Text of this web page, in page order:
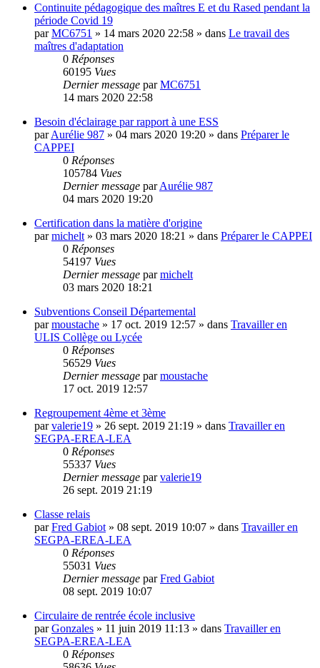
Continuite pédagogique des maîtres E et du Rased pendant la
période Covid 19
parMC6751 » 14 mars 2020 22:58 » dans Le travail des
maîtres d'adaptation
0 Réponses
60195 Vues
Dernier message parMC6751
14 mars 2020 22:58
Besoin d'éclairage par rapport à une ESS
parAurélie 987 » 04 mars 2020 19:20 » dans Préparer le
CAPPEI
0 Réponses
105784 Vues
Dernier message parAurélie 987
04 mars 2020 19:20
Certification dans la matière d'origine
parmichelt » 03 mars 2020 18:21 » dans Préparer le CAPPEI
0 Réponses
54197 Vues
Dernier message parmichelt
03 mars 2020 18:21
Subventions Conseil Départemental
parmoustache » 17 oct. 2019 12:57 » dans Travailler en
ULIS Collège ou Lycée
0 Réponses
56529 Vues
Dernier message parmoustache
17 oct. 2019 12:57
Regroupement 4ème et 3ème
parvalerie19 » 26 sept. 2019 21:19 » dans Travailler en
SEGPA-EREA-LEA
0 Réponses
55337 Vues
Dernier message parvalerie19
26 sept. 2019 21:19
Classe relais
parFred Gabiot » 08 sept. 2019 10:07 » dans Travailler en
SEGPA-EREA-LEA
0 Réponses
55031 Vues
Dernier message parFred Gabiot
08 sept. 2019 10:07
Circulaire de rentrée école inclusive
parGonzales » 11 juin 2019 11:13 » dans Travailler en
SEGPA-EREA-LEA
0 Réponses